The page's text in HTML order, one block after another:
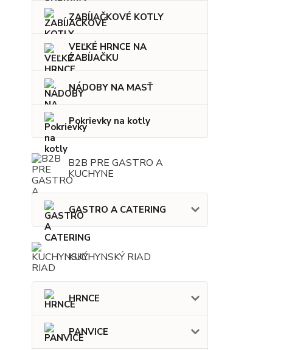
ZABÍJAČKOVÉ KOTLY
VEĽKÉ HRNCE NA
ZABÍJAČKU
NÁDOBY NA MASŤ
Pokrievky na kotly
B2B PRE GASTRO A
KUCHYNE
GASTRO A CATERING
KUCHYNSKÝ RIAD
HRNCE
PANVICE